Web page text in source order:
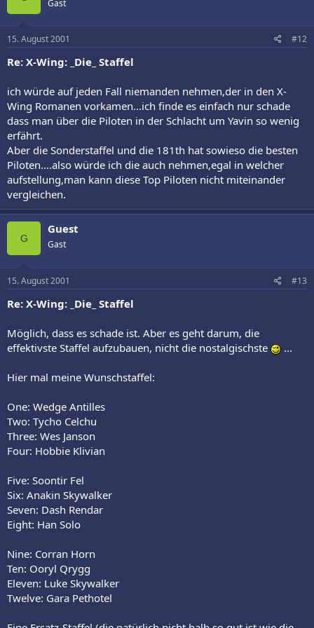
Gast
15. August 2001 #12
Re: X-Wing: _Die_ Staffel
ich würde auf jeden Fall niemanden nehmen,der in den X-
Wing Romanen vorkamen...ich finde es einfach nur schade
dass man über die Piloten in der Schlacht um Yavin so wenig
erfährt.
Aber die Sonderstaffel und die 181th hat sowieso die besten
Piloten....also würde ich die auch nehmen,egal in welcher
aufstellung,man kann diese Top Piloten nicht miteinander
vergleichen.
G
Guest
Gast
15. August 2001 #13
Re: X-Wing: _Die_ Staffel
Möglich, dass es schade ist. Aber es geht darum, die
effektivste Staffel aufzubauen, nicht die nostalgischste
...
Hier mal meine Wunschstaffel:
One: Wedge Antilles
Two: Tycho Celchu
Three: Wes Janson
Four: Hobbie Klivian
Five: Soontir Fel
Six: Anakin Skywalker
Seven: Dash Rendar
Eight: Han Solo
Nine: Corran Horn
Ten: Ooryl Qrygg
Eleven: Luke Skywalker
Twelve: Gara Pethotel